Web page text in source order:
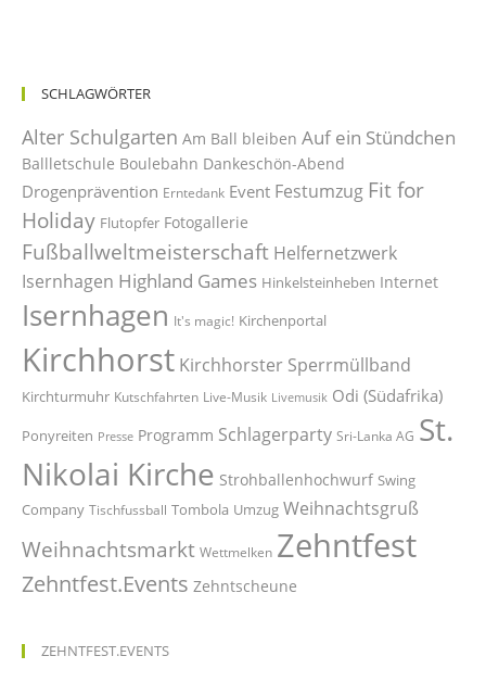
SCHLAGWÖRTER
Alter Schulgarten Am Ball bleiben Auf ein Stündchen
Ballletschule Boulebahn Dankeschön-Abend
Drogenprävention Erntedank Event Festumzug Fit for
Holiday Flutopfer Fotogallerie
Fußballweltmeisterschaft Helfernetzwerk
Isernhagen Highland Games Hinkelsteinheben Internet
Isernhagen It's magic! Kirchenportal
Kirchhorst Kirchhorster Sperrmüllband
Kirchturmuhr Kutschfahrten Live-Musik Livemusik Odi (Südafrika)
Ponyreiten Presse Programm Schlagerparty Sri-Lanka AG St.
Nikolai Kirche Strohballenhochwurf Swing
Company Tischfussball Tombola Umzug Weihnachtsgruß
Weihnachtsmarkt Wettmelken Zehntfest
Zehntfest.Events Zehntscheune
ZEHNTFEST.EVENTS